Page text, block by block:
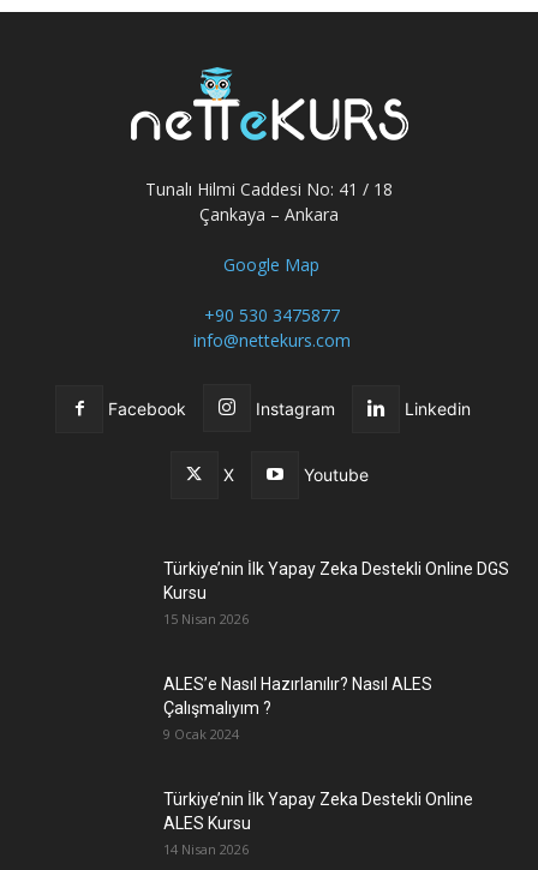
Tunalı Hilmi Caddesi No: 41 / 18
Çankaya – Ankara
Google Map
+90 530 3475877
info@nettekurs.com
Facebook Instagram Linkedin
X Youtube
Türkiye’nin İlk Yapay Zeka Destekli Online DGS
Kursu
15 Nisan 2026
ALES’e Nasıl Hazırlanılır? Nasıl ALES
Çalışmalıyım ?
9 Ocak 2024
Türkiye’nin İlk Yapay Zeka Destekli Online
ALES Kursu
14 Nisan 2026